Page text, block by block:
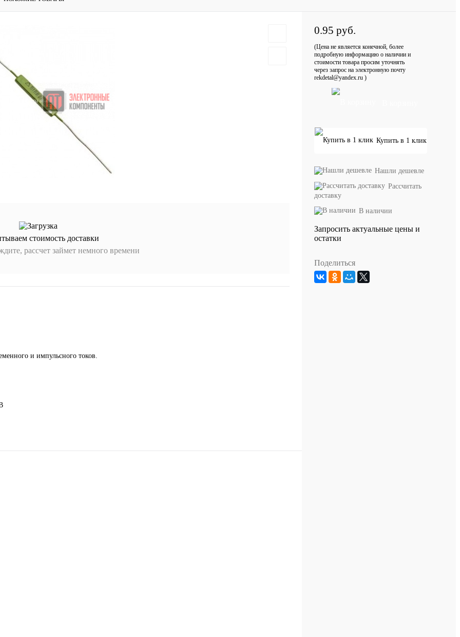
стоимость доставки
рассчет займет немного времени
и импульсного токов.
0.95 руб.
(Цена не является конечной, более
подробную информацию о наличии и
стоимости товара просим уточнять
через запрос на электронную почту
rekdetal@yandex.ru )
Купить в 1 клик
Нашли дешевле
Рассчитать
доставку
В наличии
Запросить актуальные цены и
остатки
Поделиться